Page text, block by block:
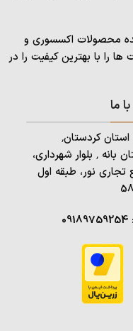
محصولات اکسسوری و
را با بهترین کیفیت را در
ما
آدرس: استان کردستان٬
شهرستان بانه ٬ بلوار شهرداری،
نور، طبقه اول
09189759254